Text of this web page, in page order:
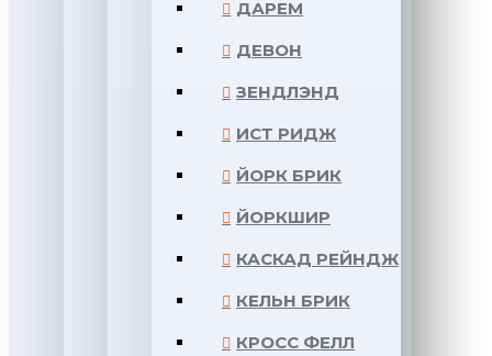
ДАРЕМ
ДЕВОН
ЗЕНДЛЭНД
ИСТ РИДЖ
ЙОРК БРИК
ЙОРКШИР
КАСКАД РЕЙНДЖ
КЕЛЬН БРИК
КРОСС ФЕЛЛ